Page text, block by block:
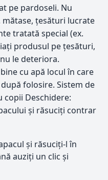
pe pardoseli. Nu
ţesături lucrate
tratată special (ex.
produsul pe ţesături,
le deteriora.
cu apă locul în care
folosire. Sistem de
Deschidere:
și răsuciţi contrar
și răsuciţi-l în
auziţi un clic și